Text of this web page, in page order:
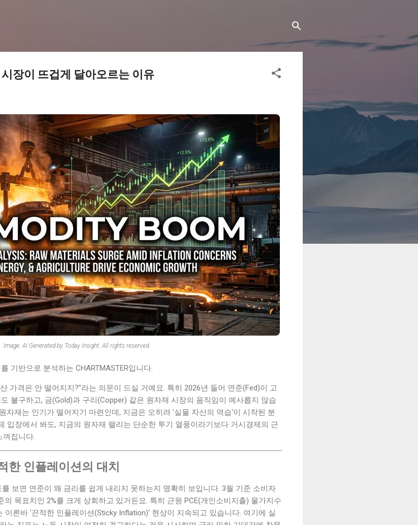
장이 뜨겁게 달아오르는 이유
Image: AI Generated by Today Insight. All rights reserved.
기반으로 분석하는 CHARTMASTER입니다.
가격은 안 떨어지지?"라는 의문이 드실 거예요. 특히 2026년 들어 연준(Fed)이 고
불구하고, 금(Gold)과 구리(Copper) 같은 원자재 시장의 움직임이 예사롭지 않습
자재는 인기가 떨어지기 마련인데, 지금은 오히려 '실물 자산의 역습'이 시작된 분
입장에서 봐도, 지금의 원자재 랠리는 단순한 투기 열풍이라기보다 거시경제의 근
집니다.
한 인플레이션의 대치
보면 연준이 왜 금리를 쉽게 내리지 못하는지 명확히 보입니다. 3월 기준 소비자
의 목표치인 2%를 크게 상회하고 있거든요. 특히 근원 PCE(개인소비지출) 물가지수
이른바 '끈적한 인플레이션(Sticky Inflation)' 현상이 지속되고 있습니다. 여기에 실